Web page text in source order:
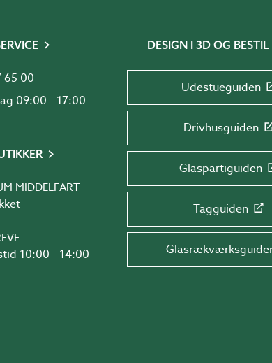
65 00
Mandag til fredag 09:00 - 17:00
MIDDELFART
10:00 - 14:00
DESIGN I 3D OG BESTIL
Udestueguiden
Drivhusguiden
Glaspartiguiden
Tagguiden